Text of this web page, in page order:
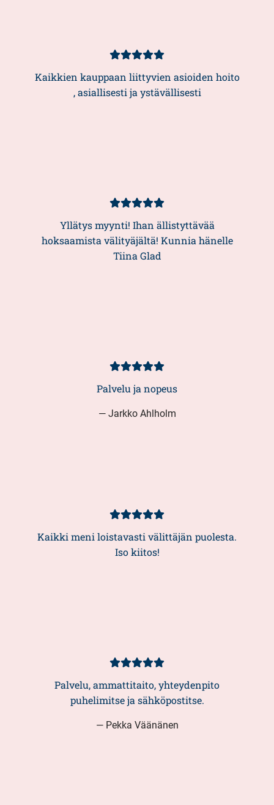
Asiakasarvio
Kaikkien kauppaan liittyvien asioiden hoito
, asiallisesti ja ystävällisesti
Asiakasarvio
5/5
Yllätys myynti! Ihan ällistyttävää
hoksaamista välityäjältä! Kunnia hänelle
Tiina Glad
Asiakasarvio
5/5
Palvelu ja nopeus
— Jarkko Ahlholm
Asiakasarvio
5/5
Kaikki meni loistavasti välittäjän puolesta.
Iso kiitos!
Asiakasarvio
5/5
Palvelu, ammattitaito, yhteydenpito
puhelimitse ja sähköpostitse.
— Pekka Väänänen